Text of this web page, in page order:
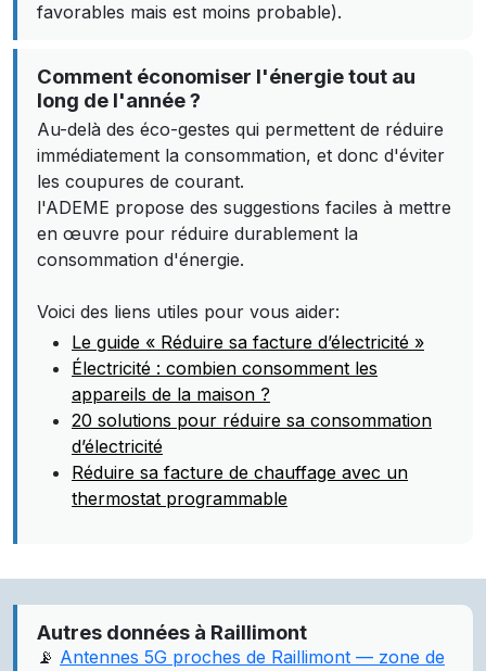
favorables mais est moins probable).
Comment économiser l'énergie tout au
long de l'année ?
Au-delà des éco-gestes qui permettent de réduire
immédiatement la consommation, et donc d'éviter
les coupures de courant.
l'ADEME propose des suggestions faciles à mettre
en œuvre pour réduire durablement la
consommation d'énergie.
Voici des liens utiles pour vous aider:
Le guide « Réduire sa facture d’électricité »
Électricité : combien consomment les
appareils de la maison ?
20 solutions pour réduire sa consommation
d’électricité
Réduire sa facture de chauffage avec un
thermostat programmable
Autres données à Raillimont
📡 Antennes 5G proches de Raillimont — zone de